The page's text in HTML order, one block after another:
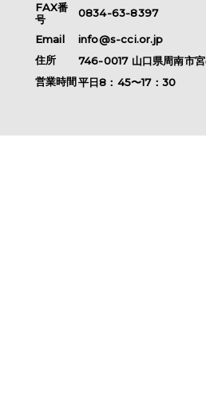
FAX番
号
0834-63-8397
Email
info@s-cci.or.jp
住所
746-0017山口県周南市
営業時間平日8：45〜17：30